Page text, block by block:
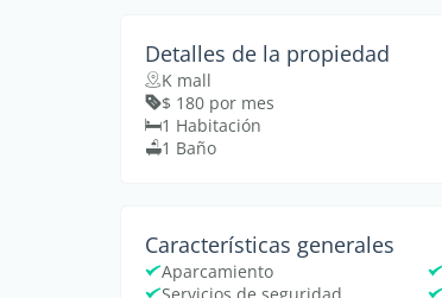
Detalles de la propiedad
K mall
$ 180 por mes
1 Habitación
1 Baño
Características generales
Aparcamiento